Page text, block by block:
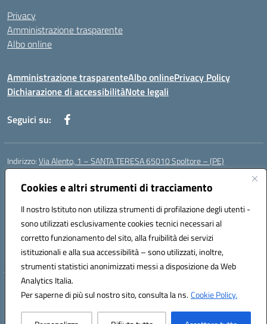
Cookies e altri strumenti di tracciamento
Il nostro Istituto non utilizza strumenti di profilazione degli utenti -
sono utilizzati esclusivamente cookies tecnici necessari al
corretto funzionamento del sito, alla fruibilità dei servizi
istituzionali e alla sua accessibilità – sono utilizzati, inoltre,
strumenti statistici anonimizzati messi a disposizione da Web
Analytics Italia.
Per saperne di più sul nostro sito, consulta la ns.Cookie Policy.
Privacy
Amministrazione trasparente
Albo online
Amministrazione trasparenteAlbo onlinePrivacy Policy
Dichiarazione di accessibilitàNote legali
Seguici su:
Indirizzo:Via Alento, 1 – SANTA TERESA 65010 Spoltore – (PE)
Centralino:
Posta elettronica certificata (PEC):peee052003@pec.istruzione.it
Codice fiscale: 80006490686
Codice meccanografico:peee052003
Codice Indice delle Pubbliche Amministrazioni (IPA): istsc_peee052003
Codice unico di fatturazione (CUF): UF01MF
Hosting & Powered by 3D Solution S.r.l.
Concept & Design by Designers Italia